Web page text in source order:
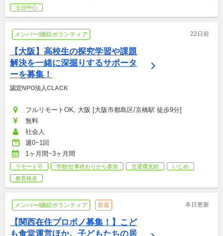
土日中心
メンバー/継続ボランティア 22日前
【大阪】高校生の探究学習や課題
解決を一緒に深掘りするサポータ
ーを募集！
認定NPO法人CLACK
フルリモートOK, 大阪 [大阪市都島区/京橋駅 徒歩9分]
無料
社会人
週0~1回
1ヶ月間~3ヶ月間
リモート可 学校/仕事終わりから参加 交通費支給
いじめ
教育格差
メンバー/継続ボランティア 新着 本日更新
【関西在住プロボノ募集！】こど
も食堂運営ほか。子どもたちの居